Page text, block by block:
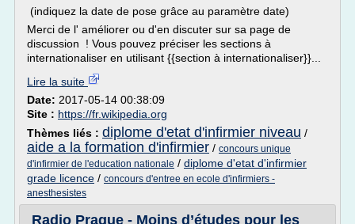
(indiquez la date de pose grâce au paramètre date)
Merci de l' améliorer ou d'en discuter sur sa page de
discussion ! Vous pouvez préciser les sections à
internationaliser en utilisant {{section à internationaliser}}...
Lire la suite
Date: 2017-05-14 00:38:09
Site : https://fr.wikipedia.org
Thèmes liés : diplome d'etat d'infirmier niveau /
aide a la formation d'infirmier / concours unique
d'infirmier de l'education nationale / diplome d'etat d'infirmier
grade licence / concours d'entree en ecole d'infirmiers -
anesthesistes
Radio Prague - Moins d’études pour les